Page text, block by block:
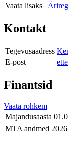
Vaata lisaks
Kontakt
Tegevusaadress
E-post
Finantsid
Vaata rohkem
Majandusaasta
MTA andmed